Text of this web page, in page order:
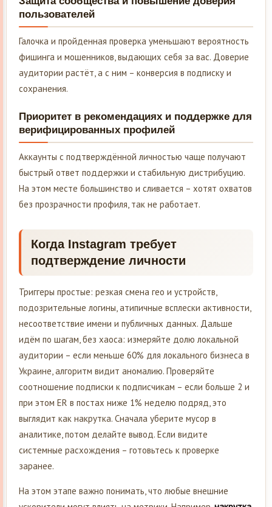
пользователей
Галочка и пройденная проверка уменьшают вероятность
фишинга и мошенников, выдающих себя за вас. Доверие
аудитории растёт, а с ним – конверсия в подписку и
сохранения.
Приоритет в рекомендациях и поддержке для
верифицированных профилей
Аккаунты с подтверждённой личностью чаще получают
быстрый ответ поддержки и стабильную дистрибуцию.
На этом месте большинство и сливается – хотят охватов
без прозрачности профиля, так не работает.
Когда Instagram требует
подтверждение личности
Триггеры простые: резкая смена гео и устройств,
подозрительные логины, атипичные всплески активности,
несоответствие имени и публичных данных. Дальше
идём по шагам, без хаоса: измеряйте долю локальной
аудитории – если меньше 60% для локального бизнеса в
Украине, алгоритм видит аномалию. Проверяйте
соотношение подписки к подписчикам – если больше 2 и
при этом ER в постах ниже 1% неделю подряд, это
выглядит как накрутка. Сначала уберите мусор в
аналитике, потом делайте вывод. Если видите
системные расхождения – готовьтесь к проверке
заранее.
На этом этапе важно понимать, что любые внешние